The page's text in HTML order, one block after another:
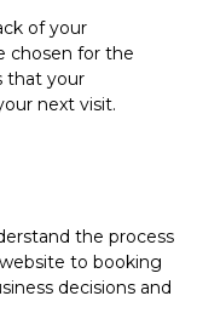
of your
chosen for the
that your
next visit.
the process
to booking
decisions and